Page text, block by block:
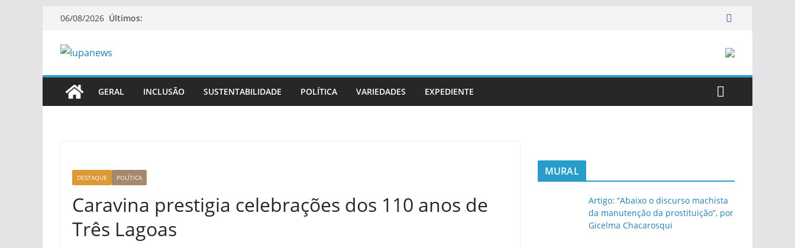
Pular06/08/2026 Últimos:
GERAL INCLUSÃO SUSTENTABILIDADE POLÍTICA VARIEDADES EXPEDIENTE
DESTAQUE POLÍTICA
Caravina prestigia celebrações dos 110 anos de
Três Lagoas
MURAL
Artigo: “Abaixo o discurso machista
da manutenção da prostituição”, por
Gicelma Chacarosqui